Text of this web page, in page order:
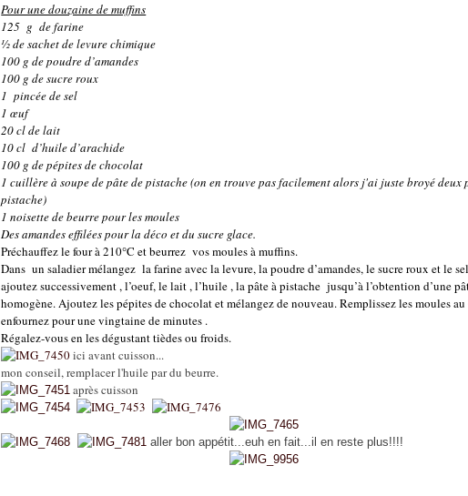
Pour une douzaine de muffins
125 g de farine
½ de sachet de levure chimique
100 g de poudre d’amandes
100 g de sucre roux
1 pincée de sel
1 œuf
20 cl de lait
10 cl d’huile d’arachide
100 g de pépites de chocolat
1 cuillère à soupe de pâte de pistache (on en trouve pas facilement alors j'ai juste broyé deux
pistache)
1 noisette de beurre pour les moules
Des amandes effilées pour la déco et du sucre glace.
Préchauffez le four à 210°C et beurrez vos moules à muffins.
Dans un saladier mélangez la farine avec la levure, la poudre d’amandes, le sucre roux et le
ajoutez successivement , l’oeuf, le lait , l’huile , la pâte à pistache jusqu’à l’obtention d’une
homogène. Ajoutez les pépites de chocolat et mélangez de nouveau. Remplissez les moules
enfournez pour une vingtaine de minutes .
Régalez-vous en les dégustant tièdes ou froids.
ici avant cuisson...
mon conseil, remplacer l'huile par du beurre.
après cuisson
aller bon appétit...euh en fait...il en reste plus!!!!